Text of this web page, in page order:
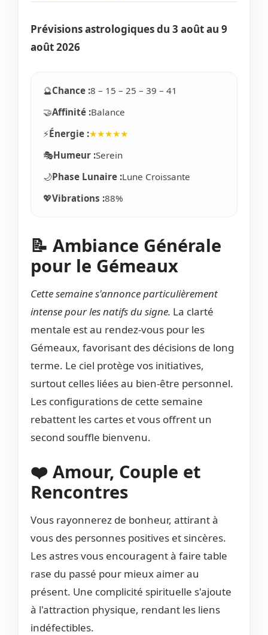
Prévisions astrologiques du 3 aoûtau 9
août 2026
🔮Chance :8 – 15 – 25 – 39 – 41
🤝Affinité :Balance
⚡Énergie :★★★★★
🎭Humeur :Serein
🌙Phase Lunaire :Lune Croissante
💖Vibrations :88%
📝 Ambiance Générale
pour le Gémeaux
Cette semaine s'annonce particulièrement
intense pour les natifs du signe. La clarté
mentale est au rendez-vous pour les
Gémeaux, favorisant des décisions de long
terme. Le ciel protège vos initiatives,
surtout celles liées au bien-être personnel.
Les configurations de cette semaine
rebattent les cartes et vous offrent un
second souffle bienvenu.
❤️ Amour, Couple et
Rencontres
Vous rayonnerez de bonheur, attirant à
vous des personnes positives et sincères.
Les astres vous encouragent à faire table
rase du passé pour mieux aimer au
présent. Une complicité spirituelle s'ajoute
à l'attraction physique, rendant les liens
indéfectibles.